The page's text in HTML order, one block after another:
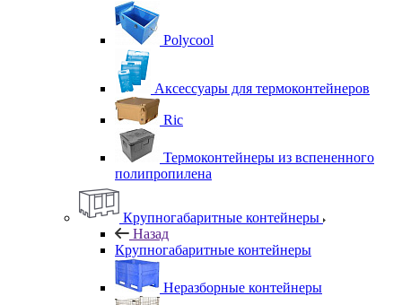
Polycool
Аксессуары для термоконтейнеров
Ric
Термоконтейнеры из вспененного
полипропилена
Крупногабаритные контейнеры
Назад
Крупногабаритные контейнеры
Неразборные контейнеры